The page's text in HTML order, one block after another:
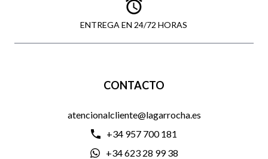
ENTREGA EN 24/72 HORAS
CONTACTO
atencionalcliente@lagarrocha.es
+34 957 700 181
+34 623 28 99 38